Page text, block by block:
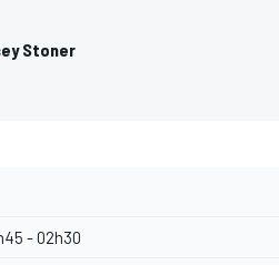
Stoner
- 02h30